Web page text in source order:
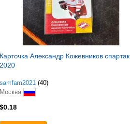
Карточка Александр Кожевников спартак
2020
samfam2021 (40)
Москва
$0.18